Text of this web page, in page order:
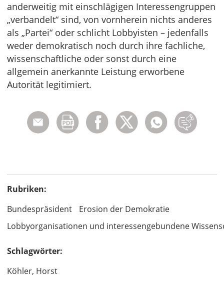
anderweitig mit einschlägigen Interessengruppen
„verbandelt“ sind, von vornherein nichts anderes
als „Partei“ oder schlicht Lobbyisten – jedenfalls
weder demokratisch noch durch ihre fachliche,
wissenschaftliche oder sonst durch eine
allgemein anerkannte Leistung erworbene
Autorität legitimiert.
Rubriken:
Bundespräsident
Erosion der Demokratie
Lobbyorganisationen und interessengebundene
Schlagwörter:
Köhler, Horst